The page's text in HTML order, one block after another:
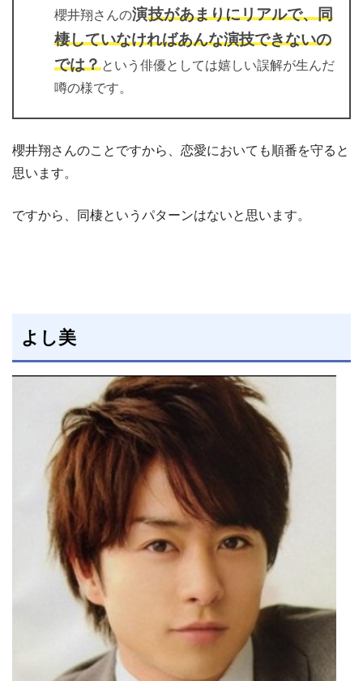
櫻井翔さんの演技があまりにリアルで、同
棲していなければあんな演技できないの
では？という俳優としては嬉しい誤解が生んだ
噂の様です。
櫻井翔さんのことですから、恋愛においても順番を守ると
思います。
ですから、同棲というパターンはないと思います。
よし美